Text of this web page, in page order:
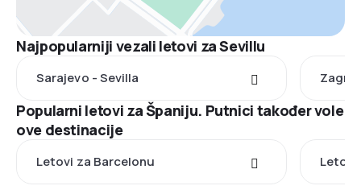
Najpopularniji vezali letovi za Sevillu
Sarajevo - Sevilla
Popularni letovi za Španiju. Putnici također vole
ove destinacije
Letovi za Barcelonu Letovi